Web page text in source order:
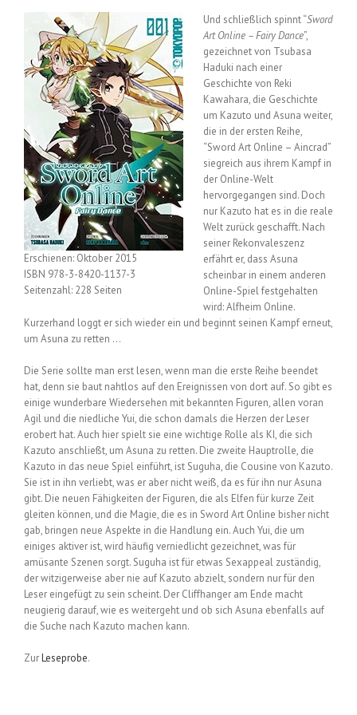
Erschienen: Oktober 2015
ISBN 978-3-8420-1137-3
Seitenzahl: 228 Seiten
Und schließlich spinnt “Sword
Art Online – Fairy Dance”,
gezeichnet von Tsubasa
Haduki nach einer
Geschichte von Reki
Kawahara, die Geschichte
um Kazuto und Asuna weiter,
die in der ersten Reihe,
“Sword Art Online – Aincrad”
siegreich aus ihrem Kampf in
der Online-Welt
hervorgegangen sind. Doch
nur Kazuto hat es in die reale
Welt zurück geschafft. Nach
seiner Rekonvaleszenz
erfährt er, dass Asuna
scheinbar in einem anderen
Online-Spiel festgehalten
wird: Alfheim Online.
Kurzerhand loggt er sich wieder ein und beginnt seinen Kampf erneut,
um Asuna zu retten …
Die Serie sollte man erst lesen, wenn man die erste Reihe beendet
hat, denn sie baut nahtlos auf den Ereignissen von dort auf. So gibt es
einige wunderbare Wiedersehen mit bekannten Figuren, allen voran
Agil und die niedliche Yui, die schon damals die Herzen der Leser
erobert hat. Auch hier spielt sie eine wichtige Rolle als KI, die sich
Kazuto anschließt, um Asuna zu retten. Die zweite Hauptrolle, die
Kazuto in das neue Spiel einführt, ist Suguha, die Cousine von Kazuto.
Sie ist in ihn verliebt, was er aber nicht weiß, da es für ihn nur Asuna
gibt. Die neuen Fähigkeiten der Figuren, die als Elfen für kurze Zeit
gleiten können, und die Magie, die es in Sword Art Online bisher nicht
gab, bringen neue Aspekte in die Handlung ein. Auch Yui, die um
einiges aktiver ist, wird häufig verniedlicht gezeichnet, was für
amüsante Szenen sorgt. Suguha ist für etwas Sexappeal zuständig,
der witzigerweise aber nie auf Kazuto abzielt, sondern nur für den
Leser eingefügt zu sein scheint. Der Cliffhanger am Ende macht
neugierig darauf, wie es weitergeht und ob sich Asuna ebenfalls auf
die Suche nach Kazuto machen kann.
ZurLeseprobe.